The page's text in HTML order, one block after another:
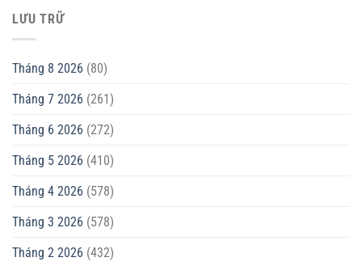
LƯU TRỮ
Tháng 8 2026 (80)
Tháng 7 2026 (261)
Tháng 6 2026 (272)
Tháng 5 2026 (410)
Tháng 4 2026 (578)
Tháng 3 2026 (578)
Tháng 2 2026 (432)